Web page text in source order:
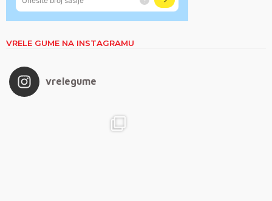
VRELE GUME NA INSTAGRAMU
vrelegume